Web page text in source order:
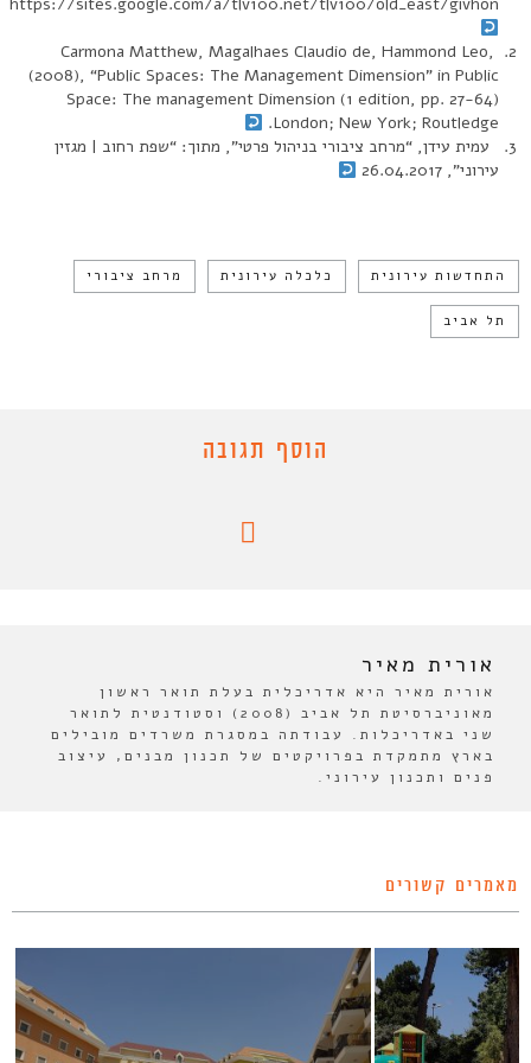
Carmona Matthew, Magalhaes Claudio de, Hammond Leo,
(2008), “Public Spaces: The Management Dimension” in Public
Space: The management Dimension (1 edition, pp. 27-64)
London; New York; Routledge.
עמית עידן, “מרחב ציבורי בניהול פרטי”, מתוך: “שפת רחוב | מגזין
עירוני”, 26.04.2017
התחדשות עירונית כלכלה עירונית מרחב ציבורי
תל אביב
הוסף תגובה
אורית מאיר
אורית מאיר היא אדריכלית בעלת תואר ראשון
מאוניברסיטת תל אביב (2008) וסטודנטית לתואר
שני באדריכלות. עבודתה במסגרת משרדים מובילים
בארץ מתמקדת בפרויקטים של תכנון מבנים, עיצוב
פנים ותכנון עירוני.
מאמרים קשורים